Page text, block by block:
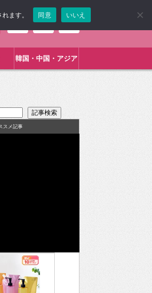
韓国・中国・アジア
スメ記事
ます。 同意 いいえ